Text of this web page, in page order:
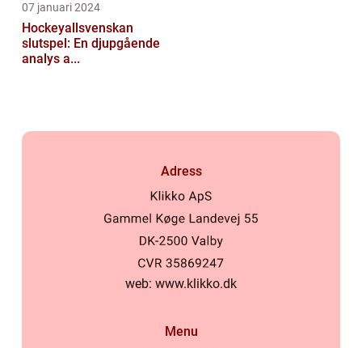
07 januari 2024
Hockeyallsvenskan
slutspel: En djupgående
analys a...
Adress
web: www.klikko.dk
Menu